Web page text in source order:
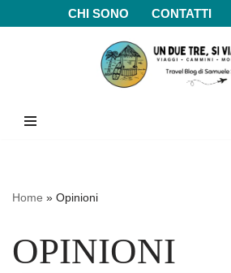
CHI SONO CONTATTI
Home » Opinioni
OPINIONI